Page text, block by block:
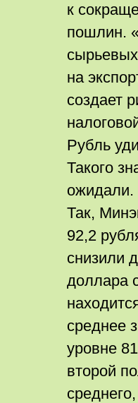
к
пошлин.
на
создает
Рубль
Такого
ожидали.
Так,
92,2
снизили
доллара
среднее
уровне
второй